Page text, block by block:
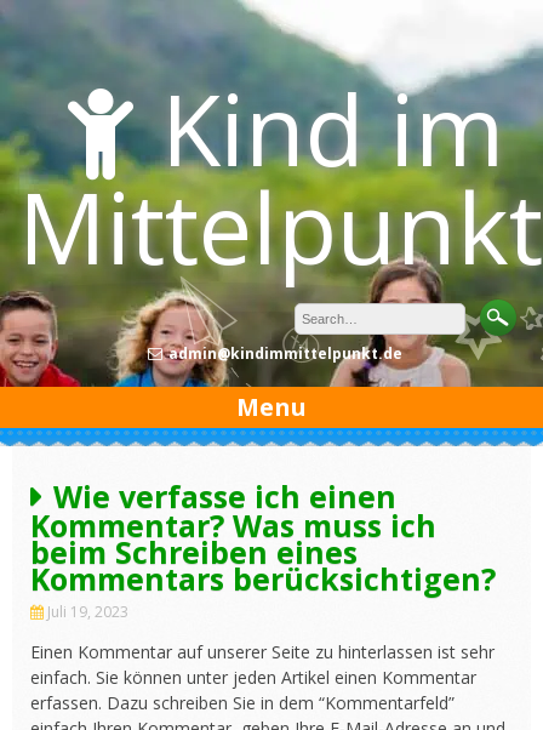
Skip
Kind im
Mittelpunkt
admin@kindimmittelpunkt.de
Menu
Wie verfasse ich einen
Kommentar? Was muss ich
beim Schreiben eines
Kommentars berücksichtigen?
Juli 19, 2023
Einen Kommentar auf unserer Seite zu hinterlassen ist sehr
einfach. Sie können unter jeden Artikel einen Kommentar
erfassen. Dazu schreiben Sie in dem “Kommentarfeld”